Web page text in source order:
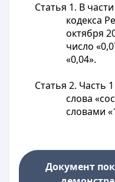
Статья 1. В части
кодекса
октября
число
«0,04».
Статья 2. Часть 1
слова
словами
Документ